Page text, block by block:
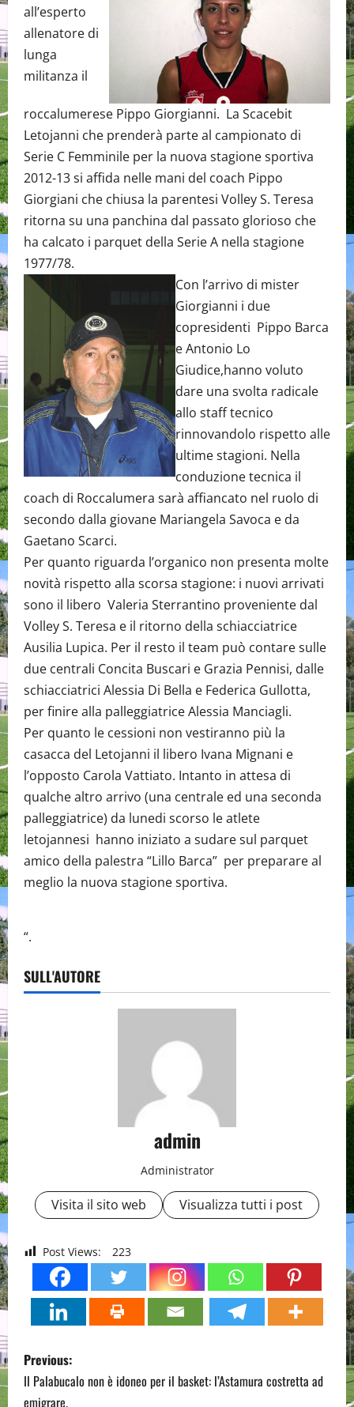
all’esperto
allenatore di
lunga
militanza il
roccalumerese Pippo Giorgianni. La Scacebit
Letojanni che prenderà parte al campionato di
Serie C Femminile per la nuova stagione sportiva
2012-13 si affida nelle mani del coach Pippo
Giorgiani che chiusa la parentesi Volley S. Teresa
ritorna su una panchina dal passato glorioso che
ha calcato i parquet della Serie A nella stagione
1977/78.
Con l’arrivo di mister
Giorgianni i due
copresidenti Pippo Barca
e Antonio Lo
Giudice,hanno voluto
dare una svolta radicale
allo staff tecnico
rinnovandolo rispetto alle
ultime stagioni. Nella
conduzione tecnica il
coach di Roccalumera sarà affiancato nel ruolo di
secondo dalla giovane Mariangela Savoca e da
Gaetano Scarci.
Per quanto riguarda l’organico non presenta molte
novità rispetto alla scorsa stagione: i nuovi arrivati
sono il libero Valeria Sterrantino proveniente dal
Volley S. Teresa e il ritorno della schiacciatrice
Ausilia Lupica. Per il resto il team può contare sulle
due centrali Concita Buscari e Grazia Pennisi, dalle
schiacciatrici Alessia Di Bella e Federica Gullotta,
per finire alla palleggiatrice Alessia Manciagli.
Per quanto le cessioni non vestiranno più la
casacca del Letojanni il libero Ivana Mignani e
l’opposto Carola Vattiato. Intanto in attesa di
qualche altro arrivo (una centrale ed una seconda
palleggiatrice) da lunedi scorso le atlete
letojannesi hanno iniziato a sudare sul parquet
amico della palestra “Lillo Barca” per preparare al
meglio la nuova stagione sportiva.
“.
SULL'AUTORE
admin
Administrator
Visita il sito web Visualizza tutti i post
Post Views: 223
P
o
Previous:
Il Palabucalo non è idoneo per il basket: l’Astamura costretta ad
emigrare.